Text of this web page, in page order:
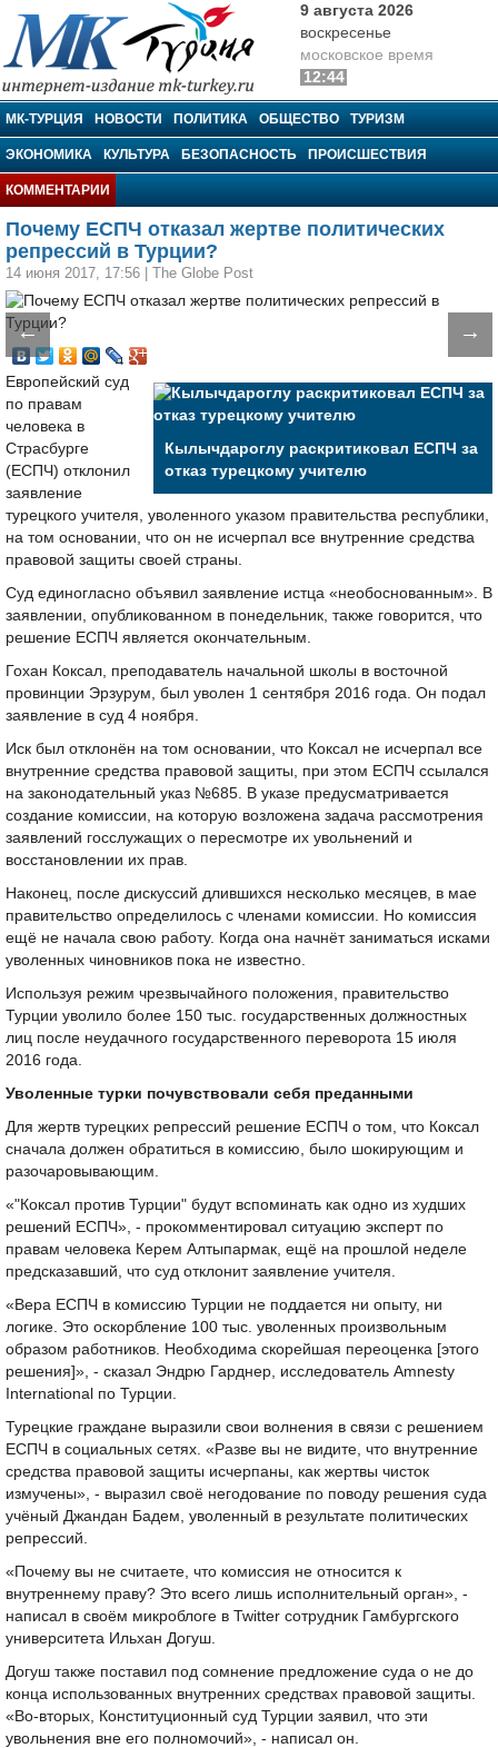
МК-Турция
9 августа 2026
воскресенье
московское время
12:44
МК-ТУРЦИЯ НОВОСТИ ПОЛИТИКА ОБЩЕСТВО ТУРИЗМ
ЭКОНОМИКА КУЛЬТУРА БЕЗОПАСНОСТЬ ПРОИСШЕСТВИЯ
КОММЕНТАРИИ
Почему ЕСПЧ отказал жертве политических
репрессий в Турции?
14 июня 2017, 17:56 The Globe Post
← →
Кылычдароглу раскритиковал ЕСПЧ за
отказ турецкому учителю
Европейский суд
по правам
человека в
Страсбурге
(ЕСПЧ) отклонил
заявление
турецкого учителя, уволенного указом правительства республики,
на том основании, что он не исчерпал все внутренние средства
правовой защиты своей страны.
Суд единогласно объявил заявление истца «необоснованным». В
заявлении, опубликованном в понедельник, также говорится, что
решение ЕСПЧ является окончательным.
Гохан Коксал, преподаватель начальной школы в восточной
провинции Эрзурум, был уволен 1 сентября 2016 года. Он подал
заявление в суд 4 ноября.
Иск был отклонён на том основании, что Коксал не исчерпал все
внутренние средства правовой защиты, при этом ЕСПЧ ссылался
на законодательный указ №685. В указе предусматривается
создание комиссии, на которую возложена задача рассмотрения
заявлений госслужащих о пересмотре их увольнений и
восстановлении их прав.
Наконец, после дискуссий длившихся несколько месяцев, в мае
правительство определилось с членами комиссии. Но комиссия
ещё не начала свою работу. Когда она начнёт заниматься исками
уволенных чиновников пока не известно.
Используя режим чрезвычайного положения, правительство
Турции уволило более 150 тыс. государственных должностных
лиц после неудачного государственного переворота 15 июля
2016 года.
Уволенные турки почувствовали себя преданными
Для жертв турецких репрессий решение ЕСПЧ о том, что Коксал
сначала должен обратиться в комиссию, было шокирующим и
разочаровывающим.
«"Коксал против Турции" будут вспоминать как одно из худших
решений ЕСПЧ», - прокомментировал ситуацию эксперт по
правам человека Керем Алтыпармак, ещё на прошлой неделе
предсказавший, что суд отклонит заявление учителя.
«Вера ЕСПЧ в комиссию Турции не поддается ни опыту, ни
логике. Это оскорбление 100 тыс. уволенных произвольным
образом работников. Необходима скорейшая переоценка [этого
решения]», - сказал Эндрю Гарднер, исследователь Amnesty
International по Турции.
Турецкие граждане выразили свои волнения в связи с решением
ЕСПЧ в социальных сетях. «Разве вы не видите, что внутренние
средства правовой защиты исчерпаны, как жертвы чисток
измучены», - выразил своё негодование по поводу решения суда
учёный Джандан Бадем, уволенный в результате политических
репрессий.
«Почему вы не считаете, что комиссия не относится к
внутреннему праву? Это всего лишь исполнительный орган», -
написал в своём микроблоге в Twitter сотрудник Гамбургского
университета Ильхан Догуш.
Догуш также поставил под сомнение предложение суда о не до
конца использованных внутренних средствах правовой защиты.
«Во-вторых, Конституционный суд Турции заявил, что эти
увольнения вне его полномочий», - написал он.